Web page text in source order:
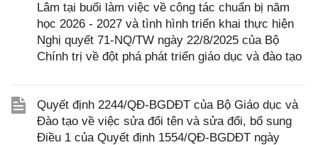
Lâm tại buổi làm việc về công tác chuẩn bị năm
học 2026 - 2027 và tình hình triển khai thực hiện
Nghị quyết 71-NQ/TW ngày 22/8/2025 của Bộ
Chính trị về đột phá phát triển giáo dục và đào tạo
Quyết định 2244/QĐ-BGDĐT của Bộ Giáo dục và
Đào tạo về việc sửa đổi tên và sửa đổi, bổ sung
Điều 1 của Quyết định 1554/QĐ-BGDĐT ngày